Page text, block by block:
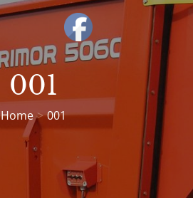
001
Home 001